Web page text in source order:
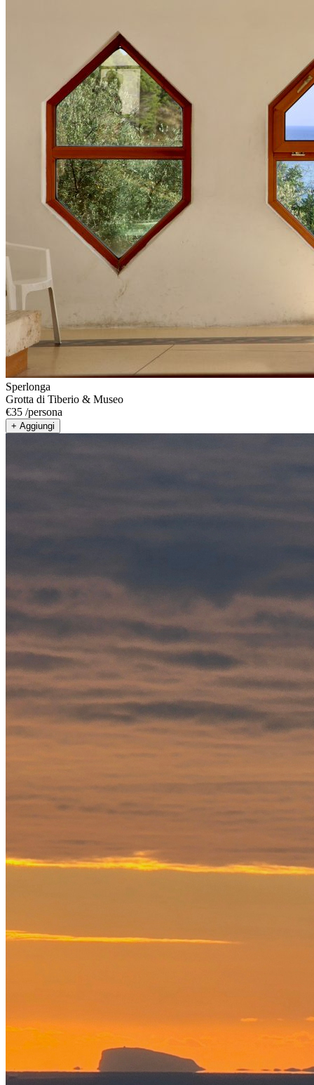
Sperlonga
Grotta di Tiberio & Museo
€35 /persona
+ Aggiungi